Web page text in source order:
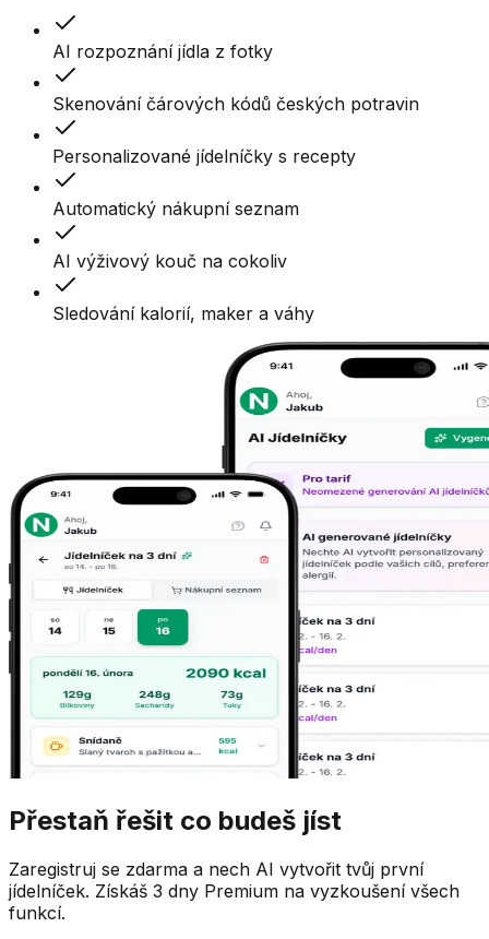
AI rozpoznání jídla z fotky
Skenování čárových kódů českých potravin
Personalizované jídelníčky s recepty
Automatický nákupní seznam
AI výživový kouč na cokoliv
Sledování kalorií, maker a váhy
Přestaň řešit co budeš jíst
Zaregistruj se zdarma a nech AI vytvořit tvůj první
jídelníček. Získáš 3 dny Premium na vyzkoušení všech
funkcí.